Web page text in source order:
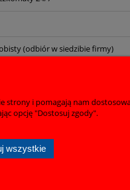
(odbiór w siedzibie firmy)
Płatności i
strony i pomagają nam
opcję "Dostosuj zgody".
wszystkie